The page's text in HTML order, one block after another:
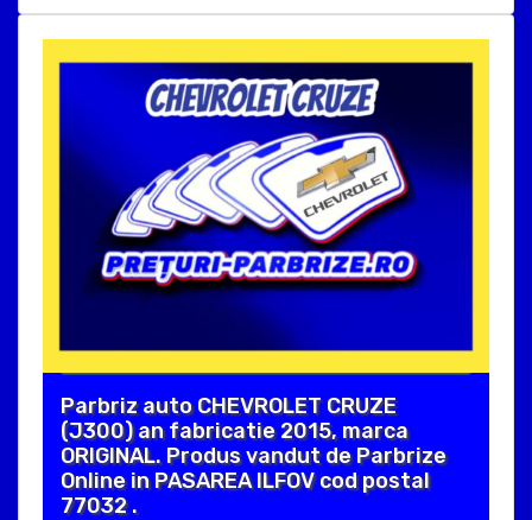
Parbriz auto CHEVROLET CRUZE
(J300) an fabricatie 2015, marca
ORIGINAL. Produs vandut de Parbrize
Online in PASAREA ILFOV cod postal
77032 .